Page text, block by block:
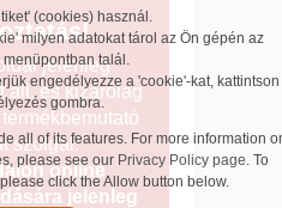
(cookies) használ.
milyen adatokat tárol az Ön gépén az
talál.
engedélyezze a 'cookie'-kat, kattintson
gombra.
all of its features. For more information
please see our Privacy Policy page. To
click the Allow button below.
jelenleg
áll, és kizárólag
szolgál.
online
jelenleg